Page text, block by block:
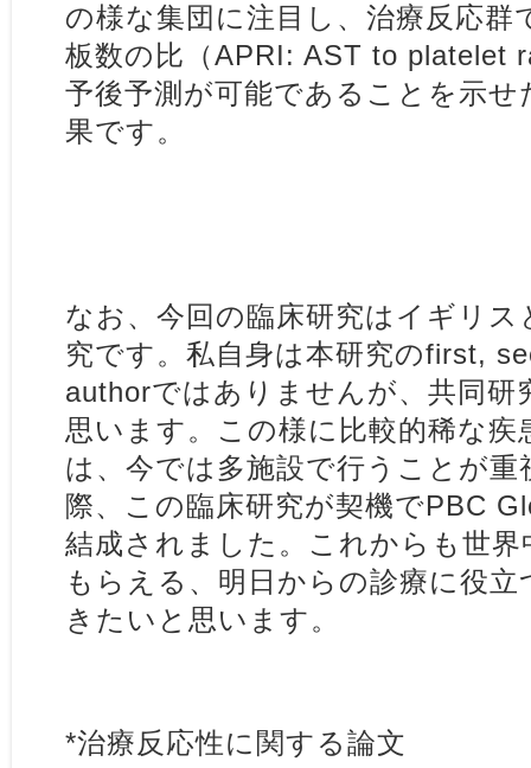
の様な集団に注目し、治療反応群
板数の比（APRI: AST to platelet
予後予測が可能であることを示
果です。
なお、今回の臨床研究はイギリ
究です。私自身は本研究のfirst,
authorではありませんが、共同研
思います。この様に比較的稀な疾
は、今では多施設で行うことが
際、この臨床研究が契機でPBC
結成されました。これからも世
もらえる、明日からの診療に役
きたいと思います。
*治療反応性に関する論文